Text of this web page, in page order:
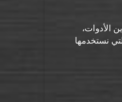
الأدوات،
نستخدمها